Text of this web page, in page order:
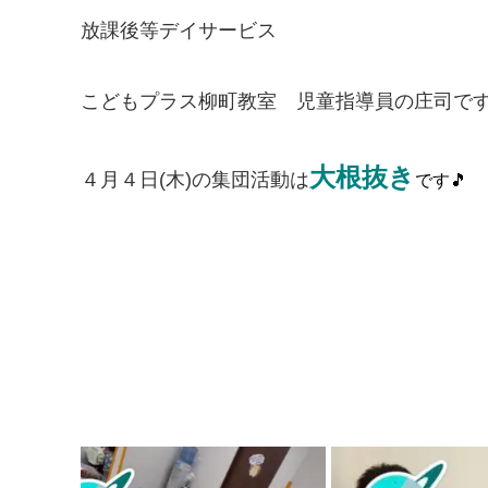
放課後等デイサービス
こどもプラス柳町教室 児童指導員の庄司で
４月４日(木)の集団活動は大根抜き です🎵